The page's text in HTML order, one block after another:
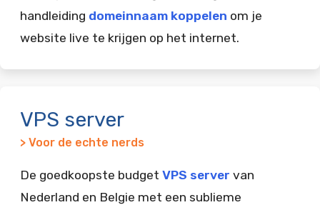
handleiding domeinnaam koppelen om je
website live te krijgen op het internet.
VPS server
> Voor de echte nerds
De goedkoopste budget VPS server van
Nederland en Belgie met een sublieme